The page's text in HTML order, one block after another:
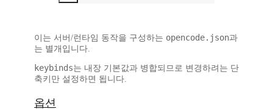
이는 서버/런타임 동작을 구성하는 opencode.json과
는 별개입니다.
keybinds는 내장 기본값과 병합되므로 변경하려는 단
축키만 설정하면 됩니다.
옵션